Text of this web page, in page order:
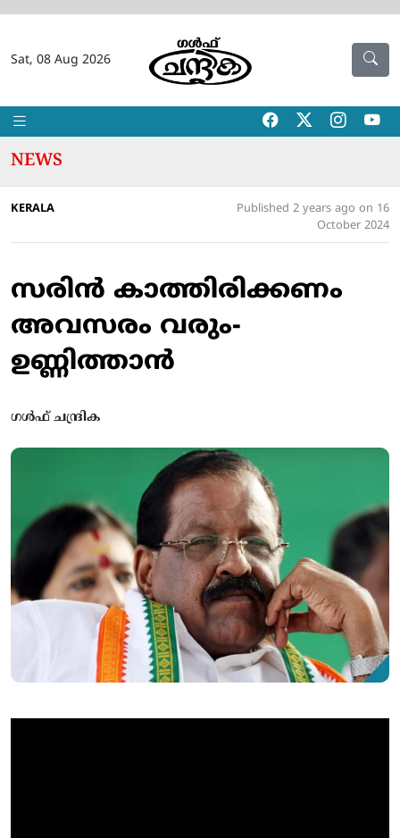
Sat, 08 Aug 2026
NEWS
KERALA
Published 2 years ago on 16
October 2024
സരിന്‍ കാത്തിരിക്കണം
അവസരം വരും-
ഉണ്ണിത്താന്‍
ഗൾഫ് ചന്ദ്രിക